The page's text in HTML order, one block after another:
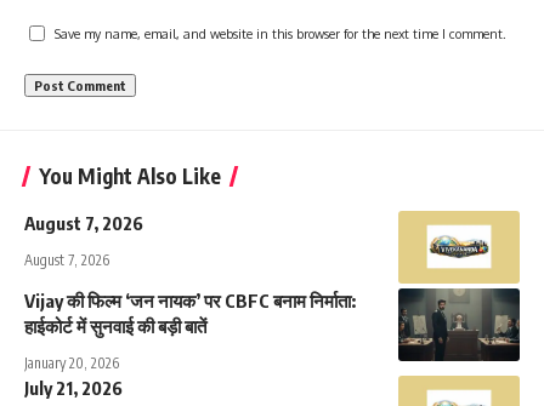
Save my name, email, and website in this browser for the next time I comment.
You Might Also Like
August 7, 2026
August 7, 2026
Vijay की फिल्म ‘जन नायक’ पर CBFC बनाम निर्माता:
हाईकोर्ट में सुनवाई की बड़ी बातें
January 20, 2026
July 21, 2026